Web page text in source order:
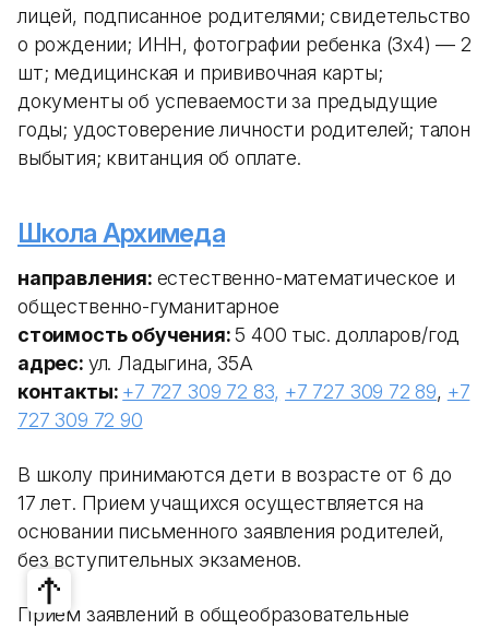
лицей, подписанное родителями; свидетельство
о рождении; ИНН, фотографии ребенка (3х4) — 2
шт; медицинская и прививочная карты;
документы об успеваемости за предыдущие
годы; удостоверение личности родителей; талон
выбытия; квитанция об оплате.
Школа Архимеда
направления: естественно-математическое и
общественно-гуманитарное
стоимость обучения: 5 400 тыс. долларов/год
адрес: ул. Ладыгина, 35А
контакты: +7 727 309 72 83, +7 727 309 72 89, +7
727 309 72 90
В школу принимаются дети в возрасте от 6 до
17 лет. Прием учащихся осуществляется на
основании письменного заявления родителей,
без вступительных экзаменов.
Прием заявлений в общеобразовательные